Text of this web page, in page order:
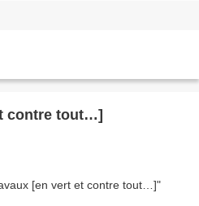
contre tout…]